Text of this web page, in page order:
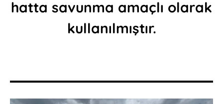
hatta savunma amaçlı olarak
kullanılmıştır.